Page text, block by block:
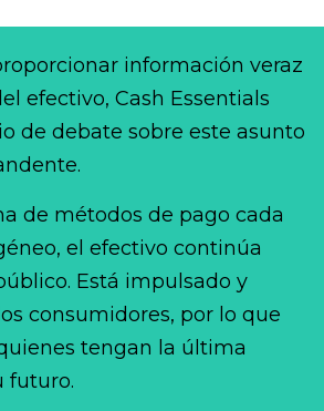
información veraz
efectivo, Cash Essentials
de debate sobre este asunto
de métodos de pago cada
el efectivo continúa
Está impulsado y
consumidores, por lo que
tengan la última
futuro.